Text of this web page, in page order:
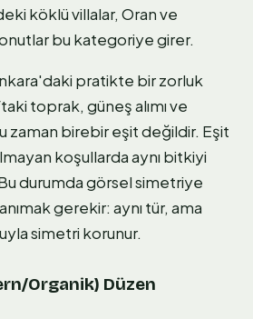
köklü villalar, Oran ve
bu kategoriye girer.
pratikte bir zorluk
toprak, güneş alımı ve
zaman birebir eşit değildir. Eşit
koşullarda aynı bitkiyi
durumda görsel simetriye
gerekir: aynı tür, ama
simetri korunur.
Organik) Düzen